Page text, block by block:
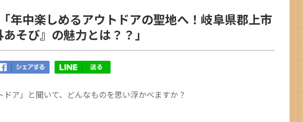
年中楽しめるアウトドアの聖地へ！岐阜県郡上市
そび』の魅力とは？？」
ドア」と聞いて、どんなものを思い浮かべますか？